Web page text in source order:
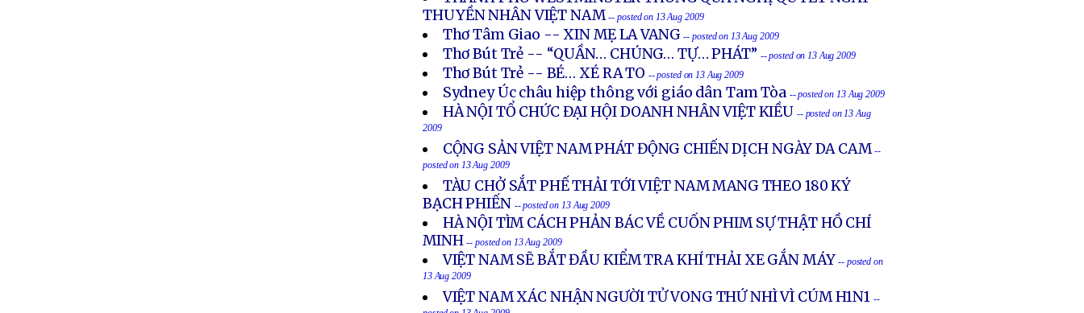
THUYỀN NHÂN VIỆT NAM -- posted on 13 Aug 2009
Thơ Tâm Giao -- XIN MẸ LA VANG -- posted on 13 Aug 2009
Thơ Bút Trẻ -- “QUẦN… CHÚNG… TỰ… PHÁT” -- posted on 13 Aug 2009
Thơ Bút Trẻ -- BÉ… XÉ RA TO -- posted on 13 Aug 2009
Sydney Úc châu hiệp thông với giáo dân Tam Tòa -- posted on 13 Aug 2009
HÀ NỘI TỔ CHỨC ĐẠI HỘI DOANH NHÂN VIỆT KIỀU -- posted on 13 Aug
2009
CỘNG SẢN VIỆT NAM PHÁT ĐỘNG CHIẾN DỊCH NGÀY DA CAM --
posted on 13 Aug 2009
TÀU CHỞ SẮT PHẾ THẢI TỚI VIỆT NAM MANG THEO 180 KÝ
BẠCH PHIẾN -- posted on 13 Aug 2009
HÀ NỘI TÌM CÁCH PHẢN BÁC VỀ CUỐN PHIM SỰ THẬT HỒ CHÍ
MINH -- posted on 13 Aug 2009
VIỆT NAM SẼ BẮT ĐẦU KIỂM TRA KHÍ THẢI XE GẮN MÁY-- posted on
13 Aug 2009
VIỆT NAM XÁC NHẬN NGƯỜI TỬ VONG THỨ NHÌ VÌ CÚM H1N1 --